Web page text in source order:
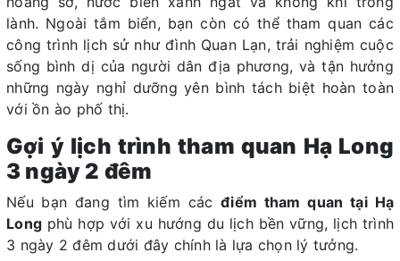
lành. Ngoài tắm biển, bạn còn có thể tham quan các
công trình lịch sử như đình Quan Lạn, trải nghiệm cuộc
sống bình dị của người dân địa phương, và tận hưởng
những ngày nghỉ dưỡng yên bình tách biệt hoàn toàn
với ồn ào phố thị.
Gợi ý lịch trình tham quan Hạ Long
3 ngày 2 đêm
Nếu bạn đang tìm kiếm cácđiểm tham quan tại Hạ
Long phù hợp với xu hướng du lịch bền vững, lịch trình
3 ngày 2 đêm dưới đây chính là lựa chọn lý tưởng.